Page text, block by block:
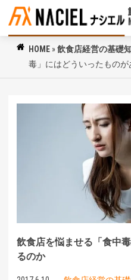
HOME »飲食店経営の基礎
毒」にはどういったものが
飲食店を悩ませる「食中
るのか